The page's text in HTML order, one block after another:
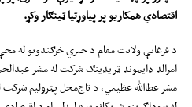
اقتصادي همکاریو پر پیاوړتیا ټینګار وکړ.
د فرغانې ولایت مقام د خبري څرګندونو له
امرالډ ډایمونډ ټریډینګ شرکت له مشر
مشر عطاالله عظیمي، د تاج‌محل پټرولیم